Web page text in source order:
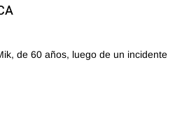
de 60 años, luego de un incidente